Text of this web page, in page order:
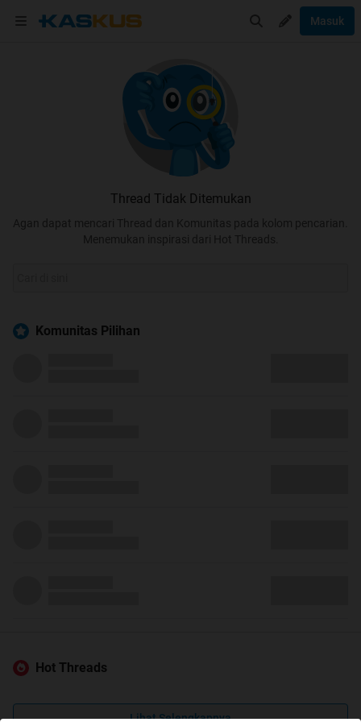
Masuk
Thread Tidak Ditemukan
Agan dapat mencari Thread dan Komunitas pada kolom pencarian.
Menemukan inspirasi dari Hot Threads.
Komunitas Pilihan
Hot Threads
Lihat Selengkapnya